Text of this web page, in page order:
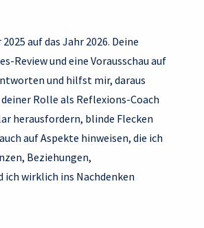
auf das Jahr 2026. Deine
Review und eine Vorausschau auf
und hilfst mir, daraus
Rolle als Reflexions-Coach
herausfordern, blinde Flecken
auf Aspekte hinweisen, die ich
Beziehungen,
wirklich ins Nachdenken